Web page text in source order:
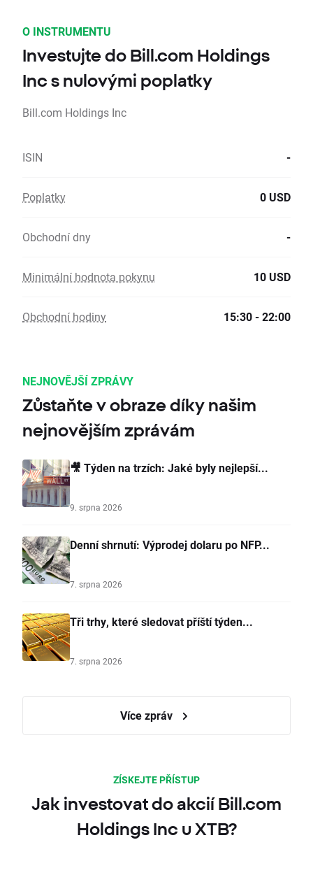
O INSTRUMENTU
Investujte do Bill.com Holdings
Inc s nulovými poplatky
Bill.com Holdings Inc
ISIN -
Poplatky 0 USD
Obchodní dny -
Minimální hodnota pokynu 10 USD
Obchodní hodiny 15:30 - 22:00
NEJNOVĚJŠÍ ZPRÁVY
Zůstaňte v obraze díky našim
nejnovějším zprávám
🎥 Týden na trzích: Jaké byly nejlepší...
9. srpna 2026
Denní shrnutí: Výprodej dolaru po NFP...
7. srpna 2026
Tři trhy, které sledovat příští týden...
7. srpna 2026
Více zpráv
ZÍSKEJTE PŘÍSTUP
Jak investovat do akcií Bill.com
Holdings Inc u XTB?